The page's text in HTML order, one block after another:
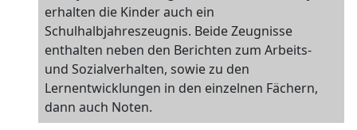
erhalten die Kinder auch ein
Schulhalbjahreszeugnis. Beide Zeugnisse
enthalten neben den Berichten zum Arbeits-
und Sozialverhalten, sowie zu den
Lernentwicklungen in den einzelnen Fächern,
dann auch Noten.